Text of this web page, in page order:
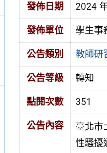
發佈日期 2024
發佈單位 學生事
公告類別 教師研
公告等級 轉知
點閱次數 351
公告內容
臺北市
性騷擾